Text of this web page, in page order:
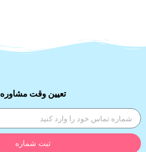
تعیین وقت مشاوره
ثبت شماره